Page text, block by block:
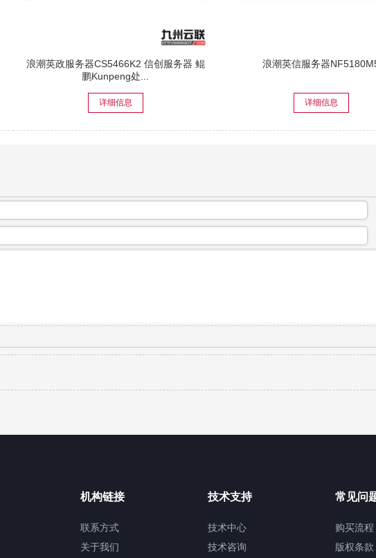
浪潮英政服务器CS5466K2 信创服务器 鲲
鹏Kunpeng处...
详细信息
浪潮英信服务器
详细信息
机构链接
联系方式
关于我们
技术支持
技术中心
技术咨询
常见问
购买流程
版权条款